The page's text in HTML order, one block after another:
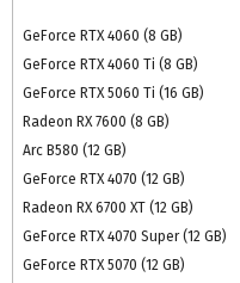
GeForce RTX 4060 (8 GB)
GeForce RTX 4060 Ti (8 GB)
GeForce RTX 5060 Ti (16 GB)
Radeon RX 7600 (8 GB)
Arc B580 (12 GB)
GeForce RTX 4070 (12 GB)
Radeon RX 6700 XT (12 GB)
GeForce RTX 4070 Super (12 GB)
GeForce RTX 5070 (12 GB)